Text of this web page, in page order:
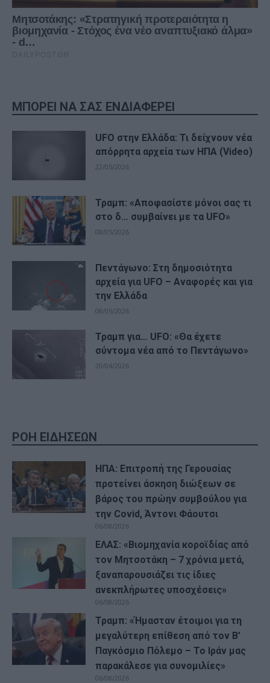
ΜΠΟΡΕΙ ΝΑ ΣΑΣ ΕΝΔΙΑΦΕΡΕΙ
UFO στην Ελλάδα: Τι δείχνουν νέα
απόρρητα αρχεία των ΗΠΑ (Video)
22/05/2026
Τραμπ: «Αποφασίστε μόνοι σας τι
στο δ… συμβαίνει με τα UFO»
08/05/2026
Πεντάγωνο: Στη δημοσιότητα
αρχεία για UFO – Αναφορές και για
την Ελλάδα
08/05/2026
Τραμπ για… UFO: «Θα έχετε
σύντομα νέα από το Πεντάγωνο»
20/04/2026
ΡΟΗ ΕΙΔΗΣΕΩΝ
ΗΠΑ: Επιτροπή της Γερουσίας
προτείνει άσκηση διώξεων σε
βάρος του πρώην συμβούλου για
την Covid, Άντονι Φάουτσι
06/08/2026
ΕΛΑΣ: «Βιομηχανία κοροϊδίας από
τον Μητσοτάκη – 7 χρόνια μετά,
ξαναπαρουσιάζει τις ίδιες
ανεκπλήρωτες υποσχέσεις»
06/08/2026
Τραμπ: «Ήμασταν έτοιμοι για τη
μεγαλύτερη επίθεση από τον Β’
Παγκόσμιο Πόλεμο – Το Ιράν μας
παρακάλεσε για συνομιλίες»
06/08/2026